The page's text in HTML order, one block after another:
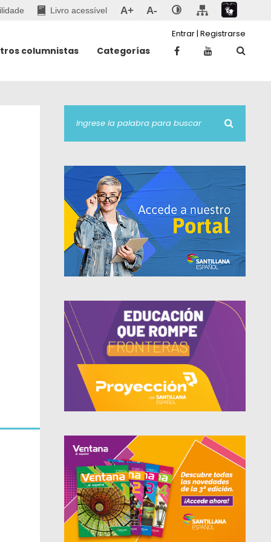
Livro acessível A+ A-
columnistas Categorías
Entrar| Registrarse